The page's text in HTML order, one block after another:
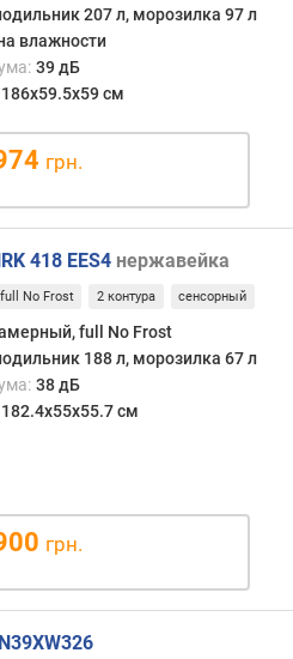
207 л, морозилка 97 л
влажности
39 дБ
186х59.5х59 см
грн.
418 EES4 нержавейка
full No Frost 2 контура сенсорный
full No Frost
188 л, морозилка 67 л
38 дБ
182.4х55х55.7 см
грн.